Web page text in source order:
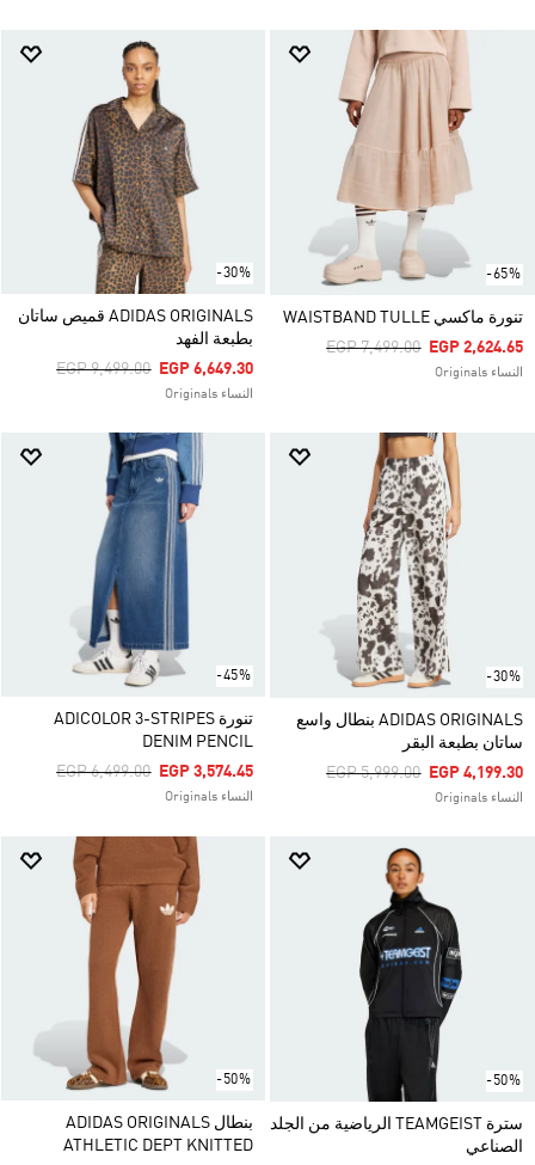
-65%
تنورة ماكسي WAISTBAND TULLE
Price Reduced From
EGP 7,499.00ToEGP 2,624.65
النساء Originals
-30%
ADIDAS ORIGINALS قميص ساتان
بطبعة الفهد
Price Reduced From
EGP 9,499.00ToEGP 6,649.30
النساء Originals
-30%
ADIDAS ORIGINALS بنطال واسع
ساتان بطبعة البقر
Price Reduced From
EGP 5,999.00ToEGP 4,199.30
النساء Originals
-45%
تنورة ADICOLOR 3-STRIPES
DENIM PENCIL
Price Reduced From
EGP 6,499.00ToEGP 3,574.45
النساء Originals
-50%
سترة TEAMGEIST الرياضية من الجلد
الصناعي
-50%
بنطال ADIDAS ORIGINALS
ATHLETIC DEPT KNITTED